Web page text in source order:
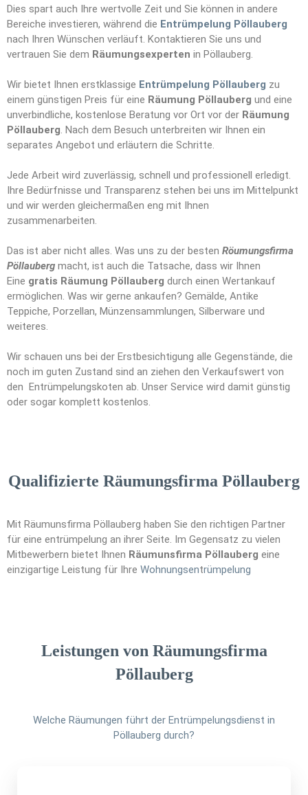
Dies spart auch Ihre wertvolle Zeit und Sie können in andere
Bereiche investieren, während die Entrümpelung Pöllauberg
nach Ihren Wünschen verläuft. Kontaktieren Sie uns und
vertrauen Sie dem Räumungsexperten in Pöllauberg.
Wir bietet Ihnen erstklassige Entrümpelung Pöllauberg zu
einem günstigen Preis für eine Räumung Pöllauberg und eine
unverbindliche, kostenlose Beratung vor Ort vor der Räumung
Pöllauberg. Nach dem Besuch unterbreiten wir Ihnen ein
separates Angebot und erläutern die Schritte.
Jede Arbeit wird zuverlässig, schnell und professionell erledigt.
Ihre Bedürfnisse und Transparenz stehen bei uns im Mittelpunkt
und wir werden gleichermaßen eng mit Ihnen
zusammenarbeiten.
Das ist aber nicht alles. Was uns zu der besten Röumungsfirma
Pöllauberg macht, ist auch die Tatsache, dass wir Ihnen
Eine gratis Räumung Pöllauberg durch einen Wertankauf
ermöglichen. Was wir gerne ankaufen? Gemälde, Antike
Teppiche, Porzellan, Münzensammlungen, Silberware und
weiteres.
Wir schauen uns bei der Erstbesichtigung alle Gegenstände, die
noch im guten Zustand sind an ziehen den Verkaufswert von
den Entrümpelungskoten ab. Unser Service wird damit günstig
oder sogar komplett kostenlos.
Qualifizierte Räumungsfirma Pöllauberg
Mit Räumunsfirma Pöllauberg haben Sie den richtigen Partner
für eine entrümpelung an ihrer Seite. Im Gegensatz zu vielen
Mitbewerbern bietet Ihnen Räumunsfirma Pöllauberg eine
einzigartige Leistung für Ihre Wohnungsentrümpelung
Leistungen von Räumungsfirma
Pöllauberg
Welche Räumungen führt der Entrümpelungsdienst in
Pöllauberg durch?